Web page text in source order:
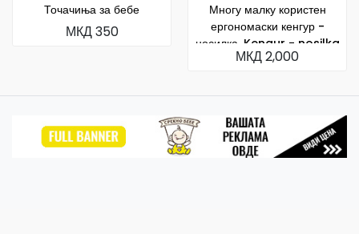
Точачиња за бебе
МКД 350
Многу малку користен
ергономаски кенгур -
носилка. Kengur - nosilka
МКД 2,000